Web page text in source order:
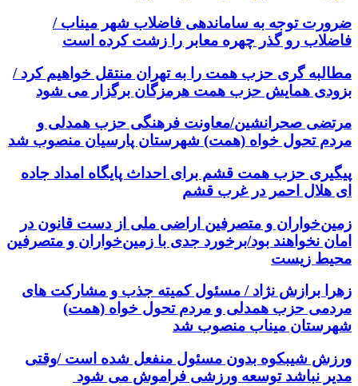
ضرورت توجه به ساماندهی فاضلاب شهر میناب /
فاضلاب رو گذر چهره معابر را زشت کرده است
مطالبه گری حزب همت را به تهران منتقل خواهیم کرد /
بزودی همایش حزب همت هرمزگان برگزار می شود
مرتضی صحرانشین/معاونت فرهنگی حزب همدلی و
مردم تحول خواه (همت) شهرستان پارسیان منصوب شد
پیگیری حزب همت قشم برای احداث پایگاه امداد جاده
ای هلال احمر در غرب قشم
زمین‌خواران و متصرفین اراضی ملی از دست قانون در
امان نخواهند بود/برخورد جدی با زمین‌خواران و متصرفین
محیط زیست
زهرا برازش نژاد / مسئول کمیته جذب و مشارکت های
مردمی حزب همدلی و مردم تحول خواه (همت)
شهرستان میناب منصوب شد
ورزش شیبکوه بدون مسئول منفعل شده است /وقتی
مدیر نباشد توسعه ورزشی فراموش می شود